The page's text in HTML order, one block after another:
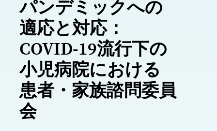
パンデミックへの
適応と対応：
COVID-19流行下の
小児病院における
患者・家族諮問委員
会